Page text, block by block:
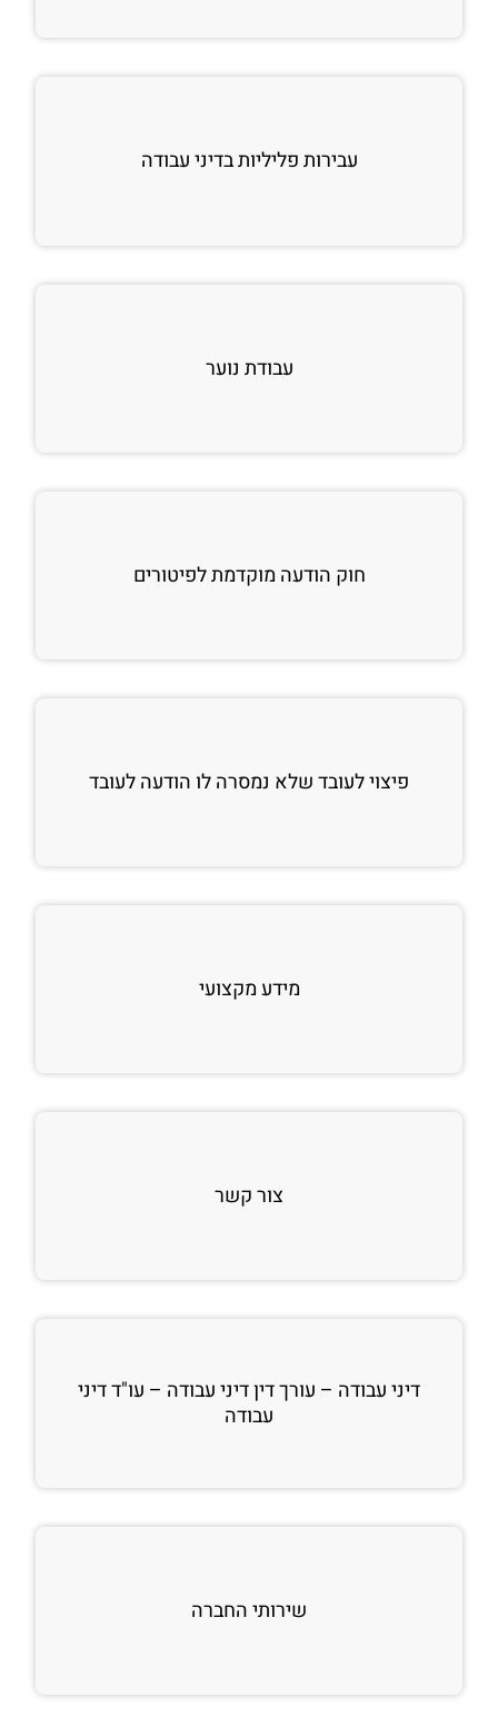
עבירות פליליות בדיני עבודה
עבודת נוער
חוק הודעה מוקדמת לפיטורים
פיצוי לעובד שלא נמסרה לו הודעה לעובד
מידע מקצועי
צור קשר
דיני עבודה – עורך דין דיני עבודה – עו"ד דיני
עבודה
שירותי החברה